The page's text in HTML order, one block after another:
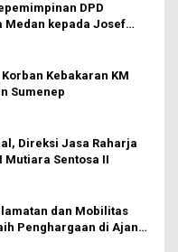
DPD
Medan kepada Josef
Kebakaran KM
Sumenep
Direksi Jasa Raharja
Mutiara Sentosa II
dan Mobilitas
Penghargaan di Ajang
2026